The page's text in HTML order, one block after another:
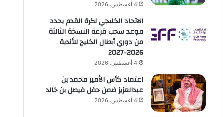
4 أغسطس، 2026
الاتحاد الخليجي لكرة القدم يحدد
موعد سحب قرعة النسخة الثالثة
من دوري أبطال الخليج للأندية
2026-2027
4 أغسطس، 2026
اعتماد كأس الأمير محمد بن
عبدالعزيز ضمن حفل فيصل بن خالد
4 أغسطس، 2026